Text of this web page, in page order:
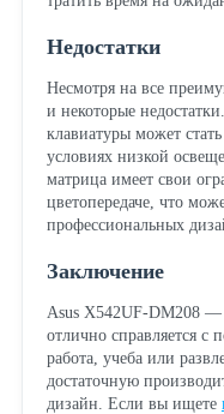
Недостатки
Несмотря на все
и некоторые
клавиатуры может
условиях низкой
матрица имеет свои
цветопередаче, что
профессиональных
Заключение
Asus X542UF-DM208 —
отлично справляется с
работа, учеба или
достаточную
дизайн. Если вы ищете